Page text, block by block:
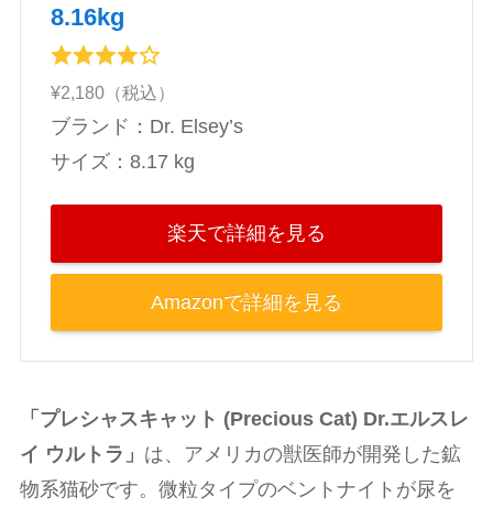
8.16kg
¥2,180（税込）
ブランド：Dr. Elsey’s
サイズ：8.17 kg
楽天で詳細を見る
Amazonで詳細を見る
「プレシャスキャット (Precious Cat) Dr.エルスレ
イ ウルトラ」 は、アメリカの獣医師が開発した鉱
物系猫砂です。微粒タイプのベントナイトが尿を